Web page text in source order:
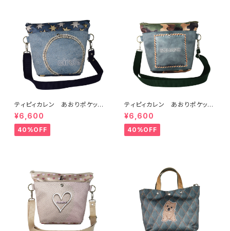
ティピィカレン あおりポケット
サークルショルダーバッグ
¥6,600
40%OFF
ティピィカレン あおりポケット
スクエアショルダーバッグ
¥6,600
40%OFF